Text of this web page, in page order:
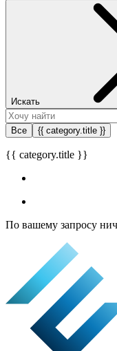
Искать
Все {{ category.title }}
{{ category.title }}
По вашему запросу